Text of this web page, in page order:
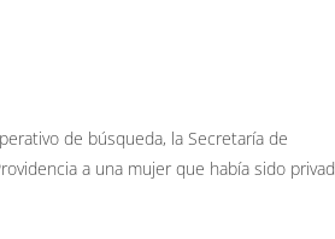
de búsqueda, la Secretaría de
a una mujer que había sido